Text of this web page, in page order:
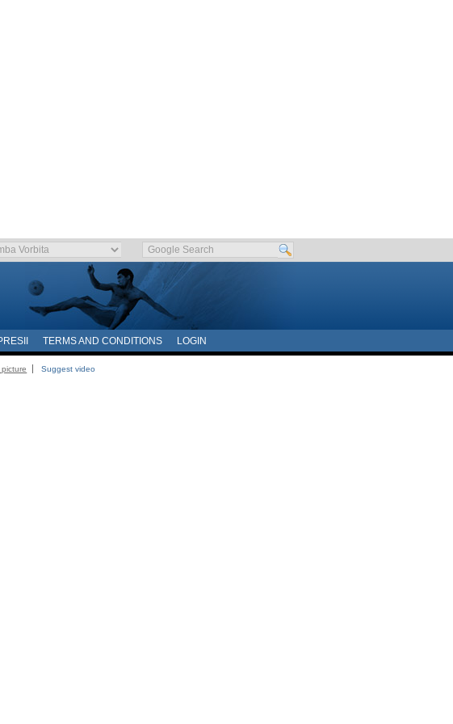
TERMS AND CONDITIONS LOGIN
Suggest video